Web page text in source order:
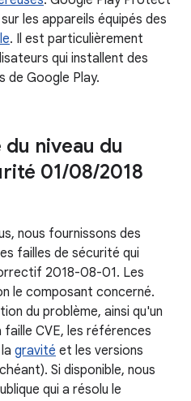
les appareils équipés des
. Il est particulièrement
qui installent des
de Google Play.
niveau du
01/08/2018
nous fournissons des
failles de sécurité qui
2018-08-01. Les
le composant concerné.
du problème, ainsi qu'un
CVE, les références
gravité et les versions
Si disponible, nous
qui a résolu le